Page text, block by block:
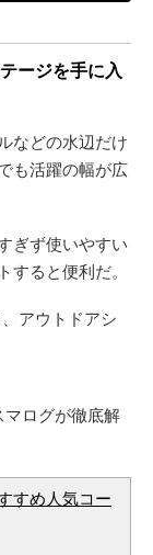
ージを手に入
などの水辺だけ
も活躍の幅が広
ぎず使いやすい
ると便利だ。
アウトドアシ
マログが徹底解
すめ人気コー